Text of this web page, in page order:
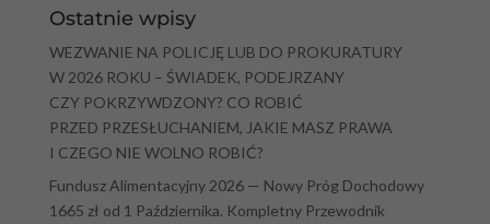
Ostatnie wpisy
WEZWANIE NA POLICJĘ LUB DO PROKURATURY
W 2026 ROKU – ŚWIADEK, PODEJRZANY
CZY POKRZYWDZONY? CO ROBIĆ
PRZED PRZESŁUCHANIEM, JAKIE MASZ PRAWA
I CZEGO NIE WOLNO ROBIĆ?
Fundusz Alimentacyjny 2026 — Nowy Próg Dochodowy
1665 zł od 1 Października. Kompletny Przewodnik